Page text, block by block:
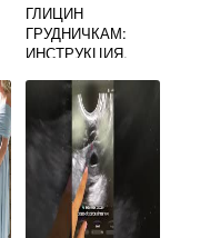
ГЛИЦИН
ГРУДНИЧКАМ:
ИНСТРУКЦИЯ,
ПЕДИАТРОВ,
ОТЗЫВЫ